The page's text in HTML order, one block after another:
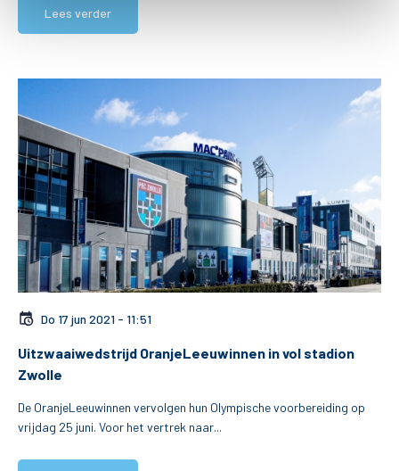
Lees verder
Do 17 jun 2021 - 11:51
Uitzwaaiwedstrijd OranjeLeeuwinnen in vol stadion
Zwolle
De OranjeLeeuwinnen vervolgen hun Olympische voorbereiding op
vrijdag 25 juni. Voor het vertrek naar...